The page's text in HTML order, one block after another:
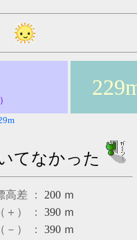
てなかった
高差 ： 200 ｍ
） ：
390 ｍ
） ：
390 ｍ